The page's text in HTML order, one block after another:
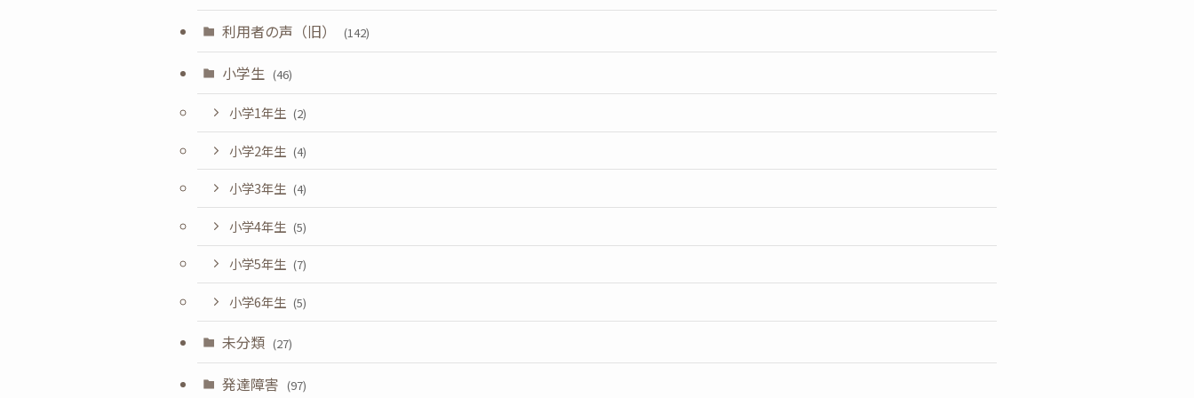
利用者の声（旧） (142)
小学生 (46)
小学1年生 (2)
小学2年生 (4)
小学3年生 (4)
小学4年生 (5)
小学5年生 (7)
小学6年生 (5)
未分類 (27)
発達障害 (97)